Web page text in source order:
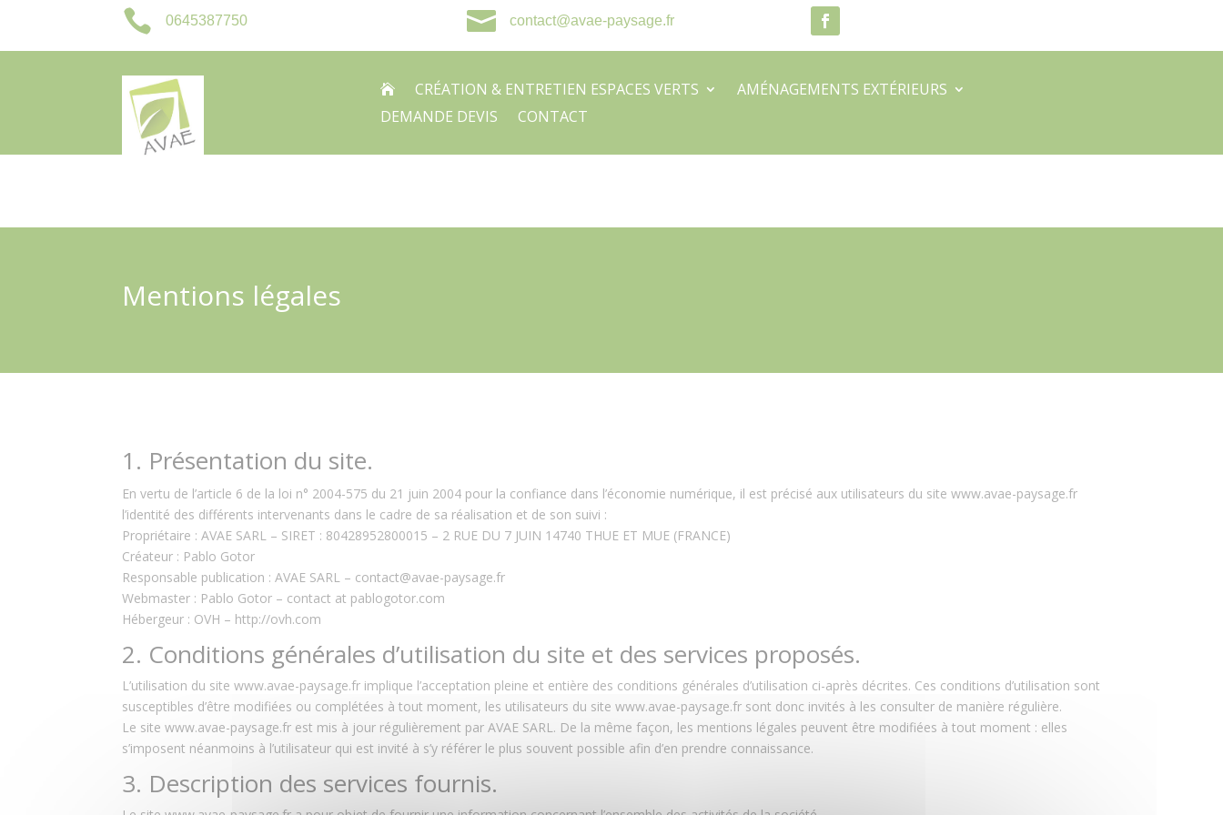
 0645387750  contact@avae-paysage.fr
 CRÉATION & ENTRETIEN ESPACES VERTS
AMÉNAGEMENTS EXTÉRIEURS
DEMANDE DEVIS
CONTACT
Mentions légales
1. Présentation du site.
En vertu de l’article 6 de la loi n° 2004-575 du 21 juin 2004 pour la confiance dans l’économie numérique, il est précisé aux utilisateurs du site www.avae-paysage.fr
l’identité des différents intervenants dans le cadre de sa réalisation et de son suivi :
Propriétaire : AVAE SARL – SIRET : 80428952800015 – 2 RUE DU 7 JUIN 14740 THUE ET MUE (FRANCE)
Créateur : Pablo Gotor
Responsable publication : AVAE SARL – contact@avae-paysage.fr
Webmaster : Pablo Gotor – contact at pablogotor.com
Hébergeur : OVH – http://ovh.com
2. Conditions générales d’utilisation du site et des services proposés.
L’utilisation du site www.avae-paysage.fr implique l’acceptation pleine et entière des conditions générales d’utilisation ci-après décrites. Ces conditions d’utilisation sont
susceptibles d’être modifiées ou complétées à tout moment, les utilisateurs du site www.avae-paysage.fr sont donc invités à les consulter de manière régulière.
Le site www.avae-paysage.fr est mis à jour régulièrement par AVAE SARL. De la même façon, les mentions légales peuvent être modifiées à tout moment : elles
s’imposent néanmoins à l’utilisateur qui est invité à s’y référer le plus souvent possible afin d’en prendre connaissance.
3. Description des services fournis.